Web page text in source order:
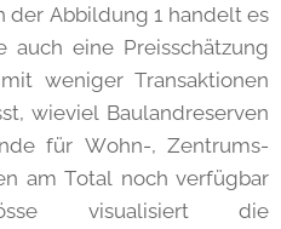
der Abbildung 1 handelt es
eine Preisschätzung
weniger Transaktionen
wieviel Baulandreserven
für Wohn-, Zentrums-
am Total noch verfügbar
visualisiert die